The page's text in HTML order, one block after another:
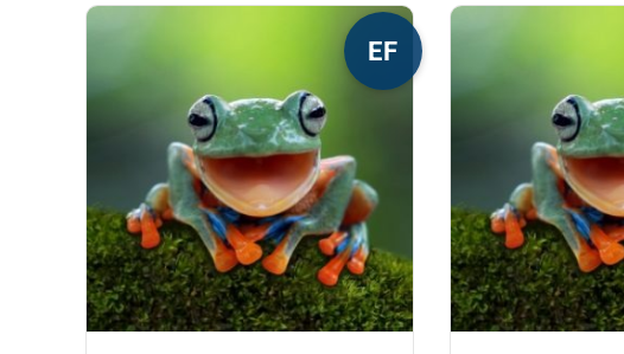
EF
Varianten
Die
Optionen
können
auf
Varianten
Die
Optionen
können
auf